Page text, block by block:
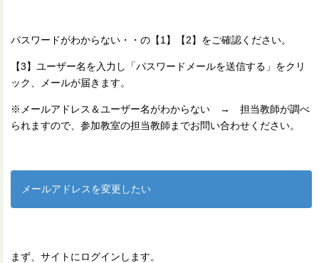
パスワードがわからない・・の【1】【2】をご確認ください。
【3】ユーザー名を入力し「パスワードメールを送信する」をクリ
ック、メールが届きます。
※メールアドレス＆ユーザー名がわからない → 担当教師が調べ
られますので、参加教室の担当教師までお問い合わせください。
メールアドレスを変更したい
まず、サイトにログインします。